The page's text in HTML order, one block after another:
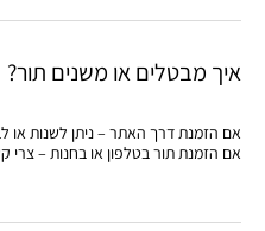
איך מבטלים או משנים תור?
אם הזמנת דרך האתר – ניתן לשנות
אם הזמנת תור בטלפון או בחנות – צרי